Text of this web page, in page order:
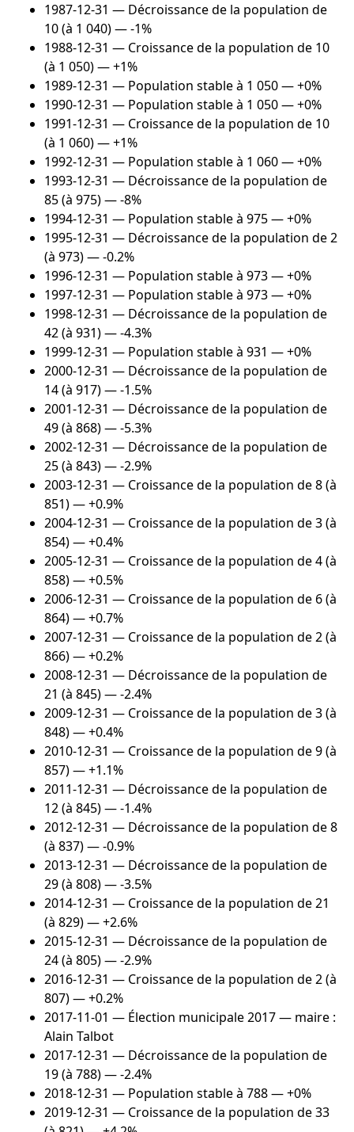
1987-12-31 — Décroissance de la population de
10 (à 1 040) — -1%
1988-12-31 — Croissance de la population de 10
(à 1 050) — +1%
1989-12-31 — Population stable à 1 050 — +0%
1990-12-31 — Population stable à 1 050 — +0%
1991-12-31 — Croissance de la population de 10
(à 1 060) — +1%
1992-12-31 — Population stable à 1 060 — +0%
1993-12-31 — Décroissance de la population de
85 (à 975) — -8%
1994-12-31 — Population stable à 975 — +0%
1995-12-31 — Décroissance de la population de 2
(à 973) — -0.2%
1996-12-31 — Population stable à 973 — +0%
1997-12-31 — Population stable à 973 — +0%
1998-12-31 — Décroissance de la population de
42 (à 931) — -4.3%
1999-12-31 — Population stable à 931 — +0%
2000-12-31 — Décroissance de la population de
14 (à 917) — -1.5%
2001-12-31 — Décroissance de la population de
49 (à 868) — -5.3%
2002-12-31 — Décroissance de la population de
25 (à 843) — -2.9%
2003-12-31 — Croissance de la population de 8 (à
851) — +0.9%
2004-12-31 — Croissance de la population de 3 (à
854) — +0.4%
2005-12-31 — Croissance de la population de 4 (à
858) — +0.5%
2006-12-31 — Croissance de la population de 6 (à
864) — +0.7%
2007-12-31 — Croissance de la population de 2 (à
866) — +0.2%
2008-12-31 — Décroissance de la population de
21 (à 845) — -2.4%
2009-12-31 — Croissance de la population de 3 (à
848) — +0.4%
2010-12-31 — Croissance de la population de 9 (à
857) — +1.1%
2011-12-31 — Décroissance de la population de
12 (à 845) — -1.4%
2012-12-31 — Décroissance de la population de 8
(à 837) — -0.9%
2013-12-31 — Décroissance de la population de
29 (à 808) — -3.5%
2014-12-31 — Croissance de la population de 21
(à 829) — +2.6%
2015-12-31 — Décroissance de la population de
24 (à 805) — -2.9%
2016-12-31 — Croissance de la population de 2 (à
807) — +0.2%
2017-11-01 — Élection municipale 2017 — maire :
Alain Talbot
2017-12-31 — Décroissance de la population de
19 (à 788) — -2.4%
2018-12-31 — Population stable à 788 — +0%
2019-12-31 — Croissance de la population de 33